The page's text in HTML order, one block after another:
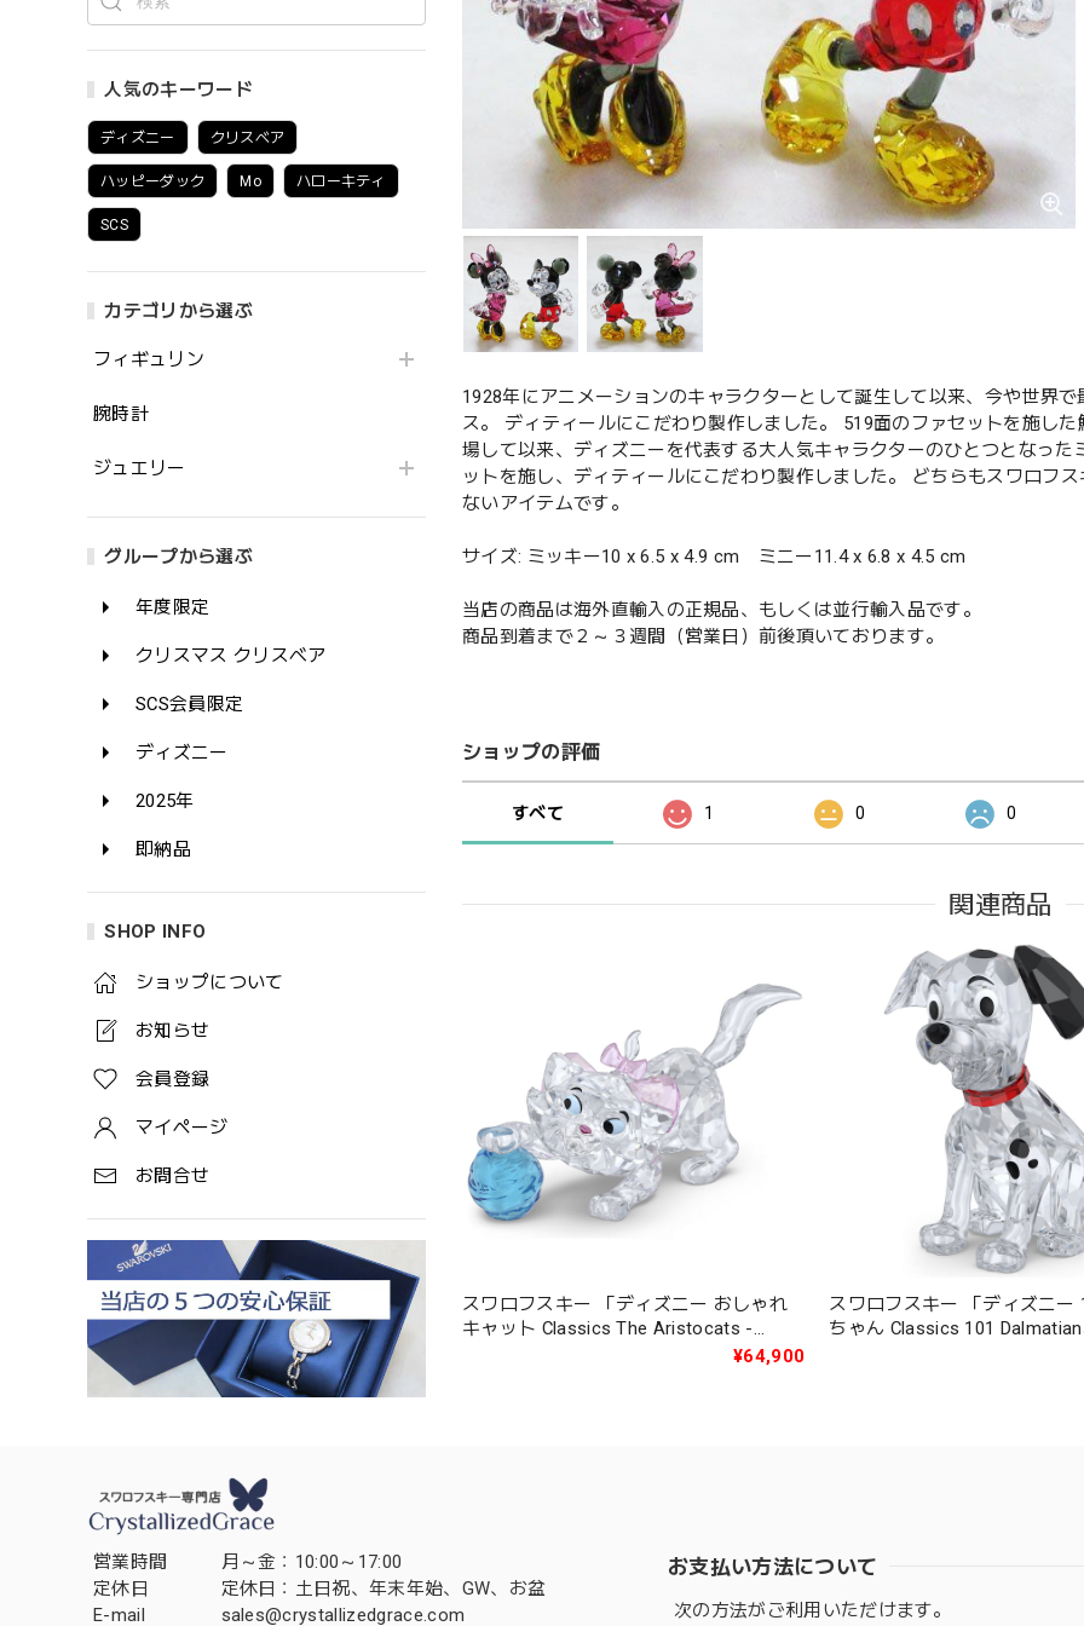
人気のキーワード
ディズニー クリスベア
ハッピーダック Mo ハローキティ
SCS
カテゴリから選ぶ
フィギュリン
腕時計
ジュエリー
グループから選ぶ
年度限定
クリスマス クリスベア
SCS会員限定
ディズニー
2025年
即納品
SHOP INFO
ショップについて
お知らせ
会員登録
マイページ
お問合せ
1928年にアニメーションのキャラクターとして誕生して以来、今や世界
ス。 ディティールにこだわり製作しました。 519面のファセットを施し
場して以来、ディズニーを代表する大人気キャラクターのひとつとなっ
ットを施し、ディティールにこだわり製作しました。 どちらもスワロフ
ないアイテムです。
サイズ: ミッキー10 x 6.5 x 4.9 cm ミニー11.4 x 6.8 x 4.5 cm
当店の商品は海外直輸入の正規品、もしくは並行輸入品です。
商品到着まで２～３週間（営業日）前後頂いております。
ショップの評価
すべて 1 0 0
関連商品
スワロフスキー 「ディズニー おしゃれ
キャット Classics The Aristocats -
¥64,900
スワロフスキー 「ディズニー
ちゃん Classics 101
営業時間
月～金：10:00～17:00
定休日
定休日：土日祝、年末年始、GW、お盆
E-mail
sales@crystallizedgrace.com
お支払い方法について
次の方法がご利用いただけます。